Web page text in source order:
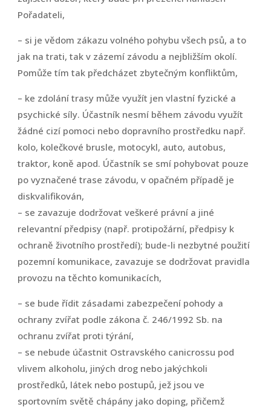
Pořadateli,
– si je vědom zákazu volného pohybu všech psů, a to
jak na trati, tak v zázemí závodu a nejbližším okolí.
Pomůže tím tak předcházet zbytečným konfliktům,
– ke zdolání trasy může využít jen vlastní fyzické a
psychické síly. Účastník nesmí během závodu využít
žádné cizí pomoci nebo dopravního prostředku např.
kolo, kolečkové brusle, motocykl, auto, autobus,
traktor, koně apod. Účastník se smí pohybovat pouze
po vyznačené trase závodu, v opačném případě je
diskvalifikován,
– se zavazuje dodržovat veškeré právní a jiné
relevantní předpisy (např. protipožární, předpisy k
ochraně životního prostředí); bude-li nezbytné použití
pozemní komunikace, zavazuje se dodržovat pravidla
provozu na těchto komunikacích,
– se bude řídit zásadami zabezpečení pohody a
ochrany zvířat podle zákona č. 246/1992 Sb. na
ochranu zvířat proti týrání,
– se nebude účastnit Ostravského canicrossu pod
vlivem alkoholu, jiných drog nebo jakýchkoli
prostředků, látek nebo postupů, jež jsou ve
sportovním světě chápány jako doping, přičemž